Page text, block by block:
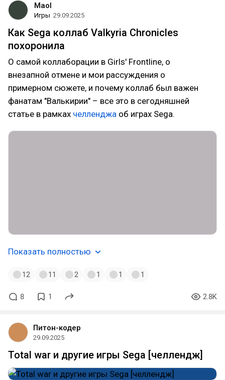
Maol
Игры 29.09.2025
Как Sega коллаб Valkyria Chronicles
похоронила
О самой коллаборации в Girls' Frontline, о
внезапной отмене и мои рассуждения о
примерном сюжете, и почему коллаб был важен
фанатам "Валькирии" – все это в сегодняшней
статье в рамках челленджа об играх Sega.
Показать полностью
12 11 2 1 1 1
8 1 2.8K
Питон-кодер
29.09.2025
Total war и другие игры Sega [челлендж]